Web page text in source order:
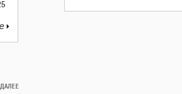
Следующая
ДАЛЕЕ